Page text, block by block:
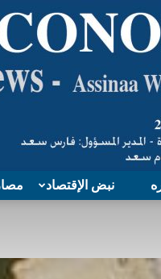
نبض الإقتصاد